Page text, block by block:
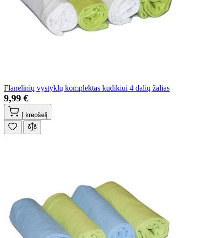
Flanelinių vystyklų komplektas kūdikiui 4 dalių žalias
9,99 €
Į krepšelį